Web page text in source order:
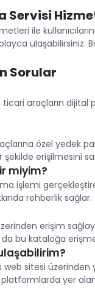
Servisi
ile
ulaşabilirsiniz.
Sorular
araçların dijital
özel yedek
şekilde erişilmesini
miyim?
işlemi
rehberlik sağlar.
erişim
bu kataloğa
sitesi
platformlarda yer